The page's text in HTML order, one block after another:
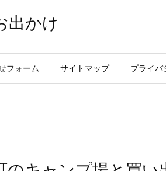
出かけ
フォーム サイトマップ プライバ